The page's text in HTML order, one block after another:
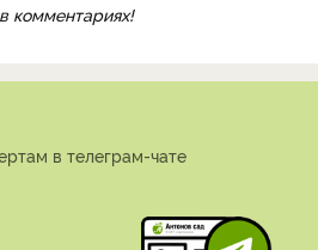
комментариях!
в телеграм-чате